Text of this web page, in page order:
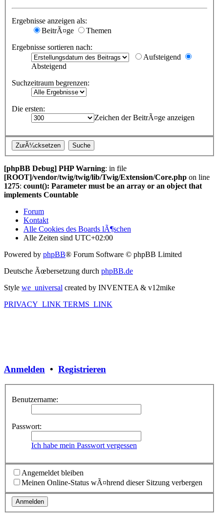
Ergebnisse anzeigen als:
BeitrÃ¤ge
Themen
Ergebnisse sortieren nach:
Aufsteigend
Absteigend
Suchzeitraum begrenzen:
Die ersten:
Zeichen der BeitrÃ¤ge anzeigen
[phpBB Debug] PHP Warning: in file
[ROOT]/vendor/twig/twig/lib/Twig/Extension/Core.php on line
1275: count(): Parameter must be an array or an object that
implements Countable
Forum
Kontakt
Alle Cookies des Boards lÃ¶schen
Alle Zeiten sind UTC+02:00
Powered by phpBB® Forum Software © phpBB Limited
Deutsche Ãœbersetzung durch phpBB.de
Style we_universal created by INVENTEA & v12mike
PRIVACY_LINK TERMS_LINK
Anmelden • Registrieren
Benutzername:
Passwort:
Ich habe mein Passwort vergessen
Angemeldet bleiben
Meinen Online-Status wÃ¤hrend dieser Sitzung verbergen